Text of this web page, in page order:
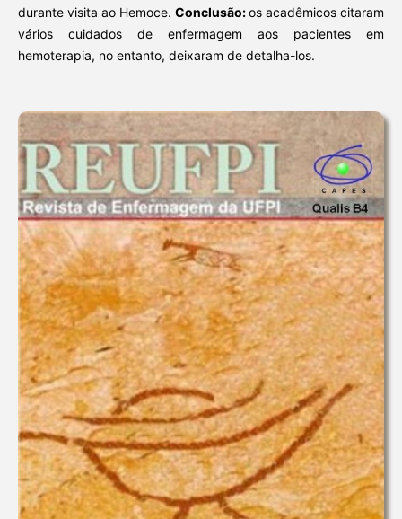
durante visita ao Hemoce. Conclusão:os acadêmicos citaram
vários cuidados de enfermagem aos pacientes em
hemoterapia, no entanto, deixaram de detalha-los.